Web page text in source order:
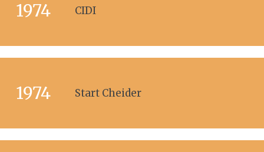
1974 CIDI
1974 Start Cheider